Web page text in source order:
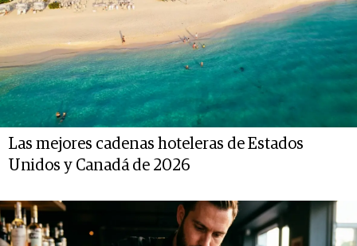
Las mejores cadenas hoteleras de Estados
Unidos y Canadá de 2026